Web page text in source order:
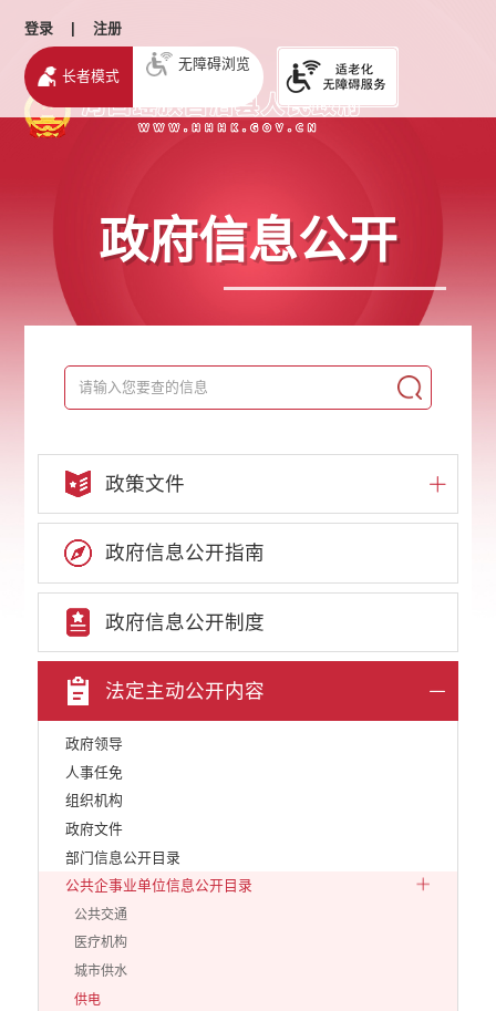
登录 | 注册
长者模式
无障碍浏览
政府信息公开
政策文件
政府信息公开指南
政府信息公开制度
法定主动公开内容
政府领导
人事任免
组织机构
政府文件
部门信息公开目录
公共企事业单位信息公开目录
公共交通
医疗机构
城市供水
供电